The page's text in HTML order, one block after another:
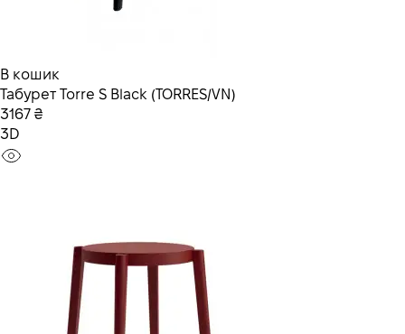
В кошик
Табурет Torre S Black (TORRES/VN)
3167 ₴
3D